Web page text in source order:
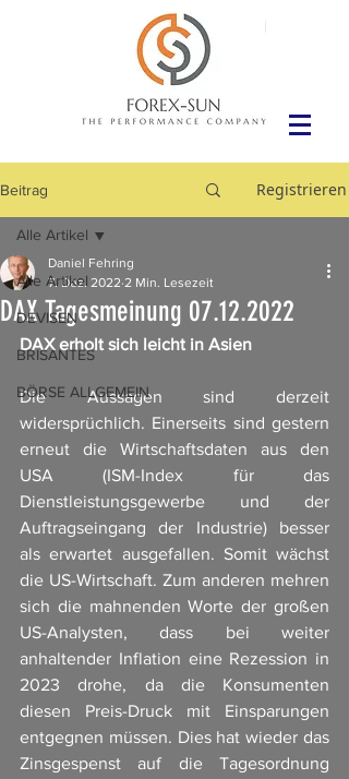
Beitrag Registrieren
Alle Artikel
DEVISEN
BRISANTES
BÖRSE ALLGEMEIN
Alle Artikel
DAX Tagesmeinung 07.12.2022
Daniel Fehring
7. Dez. 2022 2 Min. Lesezeit
DAX erholt sich leicht in Asien
Die Aussagen sind derzeit
widersprüchlich. Einerseits sind gestern
erneut die Wirtschaftsdaten aus den
USA (ISM-Index für das
Dienstleistungsgewerbe und der
Auftragseingang der Industrie) besser
als erwartet ausgefallen. Somit wächst
die US-Wirtschaft. Zum anderen mehren
sich die mahnenden Worte der großen
US-Analysten, dass bei weiter
anhaltender Inflation eine Rezession in
2023 drohe, da die Konsumenten
diesen Preis-Druck mit Einsparungen
entgegnen müssen. Dies hat wieder das
Zinsgespenst auf die Tagesordnung